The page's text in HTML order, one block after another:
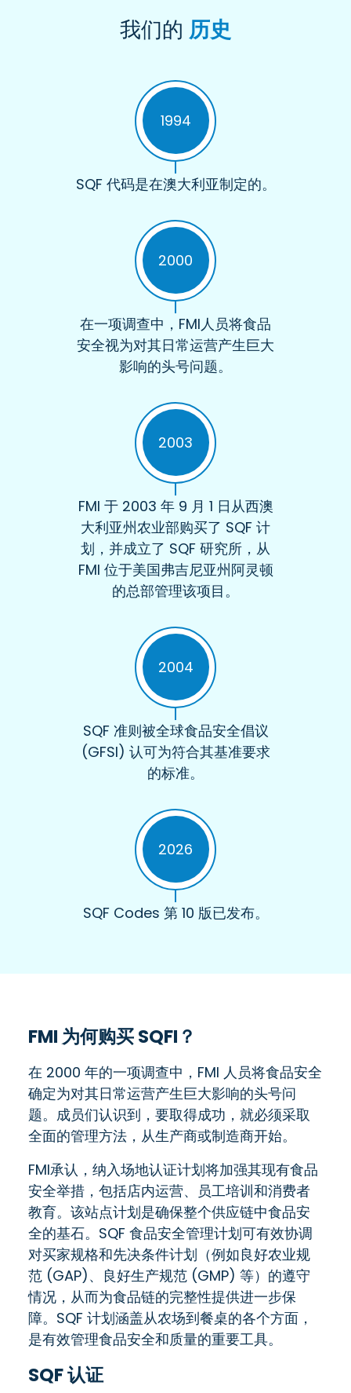
我们的 历史
1994
SQF 代码是在澳大利亚制定的。
2000
在一项调查中，FMI人员将食品
安全视为对其日常运营产生巨大
影响的头号问题。
2003
FMI 于 2003 年 9 月 1 日从西澳
大利亚州农业部购买了 SQF 计
划，并成立了 SQF 研究所，从
FMI 位于美国弗吉尼亚州阿灵顿
的总部管理该项目。
2004
SQF 准则被全球食品安全倡议
(GFSI) 认可为符合其基准要求
的标准。
2026
SQF Codes 第 10 版已发布。
FMI 为何购买SQFI ？
在 2000 年的一项调查中，FMI 人员将食品安全
确定为对其日常运营产生巨大影响的头号问
题。成员们认识到，要取得成功，就必须采取
全面的管理方法，从生产商或制造商开始。
FMI承认，纳入场地认证计划将加强其现有食品
安全举措，包括店内运营、员工培训和消费者
教育。该站点计划是确保整个供应链中食品安
全的基石。SQF 食品安全管理计划可有效协调
对买家规格和先决条件计划（例如良好农业规
范 (GAP)、良好生产规范 (GMP) 等）的遵守
情况，从而为食品链的完整性提供进一步保
障。SQF 计划涵盖从农场到餐桌的各个方面，
是有效管理食品安全和质量的重要工具。
SQF 认证